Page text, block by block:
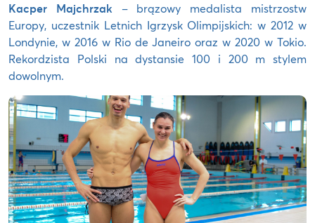
Kacper Majchrzak – brązowy medalista mistrzostw
Europy, uczestnik Letnich Igrzysk Olimpijskich: w 2012 w
Londynie, w 2016 w Rio de Janeiro oraz w 2020 w Tokio.
Rekordzista Polski na dystansie 100 i 200 m stylem
dowolnym.